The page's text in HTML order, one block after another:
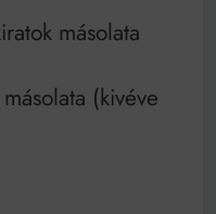
másolata
(kivéve